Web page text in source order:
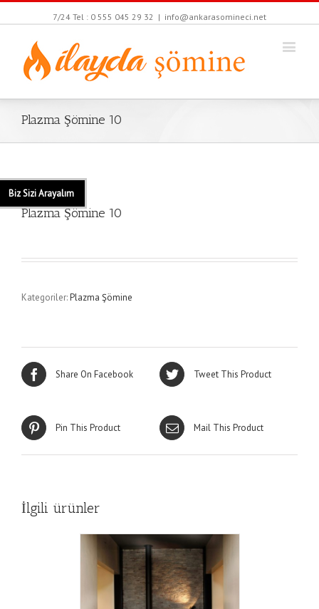
7/24 Tel : 0 555 045 29 32 | info@ankarasomineci.net
Plazma Şömine 10
Plazma Şömine 10
Kategoriler:Plazma Şömine
Share On Facebook Tweet This Product
Pin This Product Mail This Product
İlgili ürünler
Biz Sizi Arayalım